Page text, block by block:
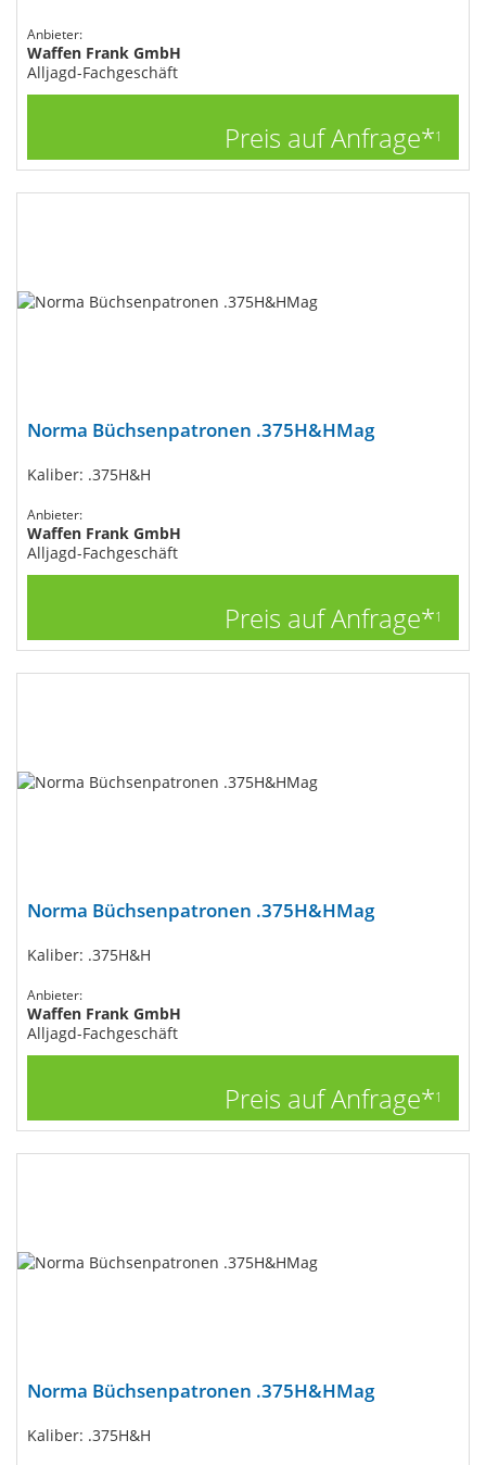
Anbieter:
Waffen Frank GmbH
Alljagd-Fachgeschäft
Preis auf Anfrage*1
Norma Büchsenpatronen .375H&HMag
Kaliber: .375H&H
Anbieter:
Waffen Frank GmbH
Alljagd-Fachgeschäft
Preis auf Anfrage*1
Norma Büchsenpatronen .375H&HMag
Kaliber: .375H&H
Anbieter:
Waffen Frank GmbH
Alljagd-Fachgeschäft
Preis auf Anfrage*1
Norma Büchsenpatronen .375H&HMag
Kaliber: .375H&H